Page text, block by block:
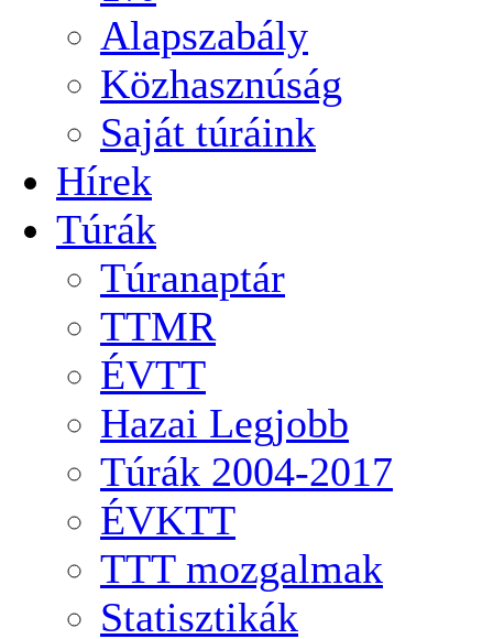
Alapszabály
Közhasznúság
Saját túráink
Hírek
Túrák
Túranaptár
TTMR
ÉVTT
Hazai Legjobb
Túrák 2004-2017
ÉVKTT
TTT mozgalmak
Statisztikák